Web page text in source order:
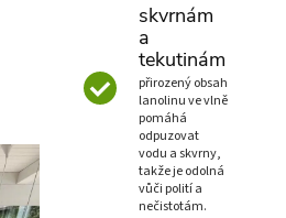
skvrnám
a
tekutinám
přirozený obsah
lanolinu ve vlně
pomáhá
odpuzovat
vodu a skvrny,
takže je odolná
vůči polití a
nečistotám.